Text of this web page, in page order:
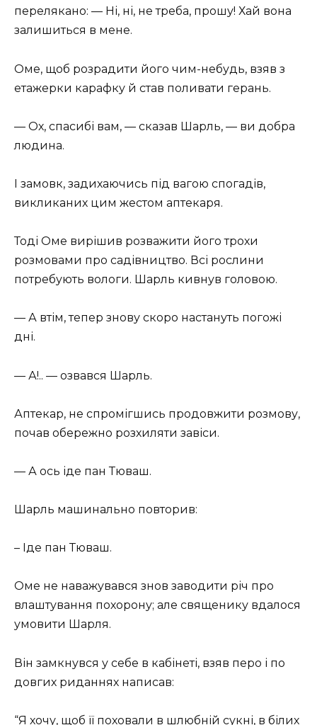
перелякано: — Ні, ні, не треба, прошу! Хай вона
залишиться в мене.
Оме, щоб розрадити його чим-небудь, взяв з
етажерки карафку й став поливати герань.
— Ох, спасибі вам, — сказав Шарль, — ви добра
людина.
І замовк, задихаючись під вагою спогадів,
викликаних цим жестом аптекаря.
Тоді Оме вирішив розважити його трохи
розмовами про садівництво. Всі рослини
потребують вологи. Шарль кивнув головою.
— А втім, тепер знову скоро настануть погожі
дні.
— А!.. — озвався Шарль.
Аптекар, не спромігшись продовжити розмову,
почав обережно розхиляти завіси.
— А ось іде пан Тюваш.
Шарль машинально повторив:
– Іде пан Тюваш.
Оме не наважувався знов заводити річ про
влаштування похорону; але священику вдалося
умовити Шарля.
Він замкнувся у себе в кабінеті, взяв перо і по
довгих риданнях написав:
“Я хочу, щоб її поховали в шлюбній сукні, в білих